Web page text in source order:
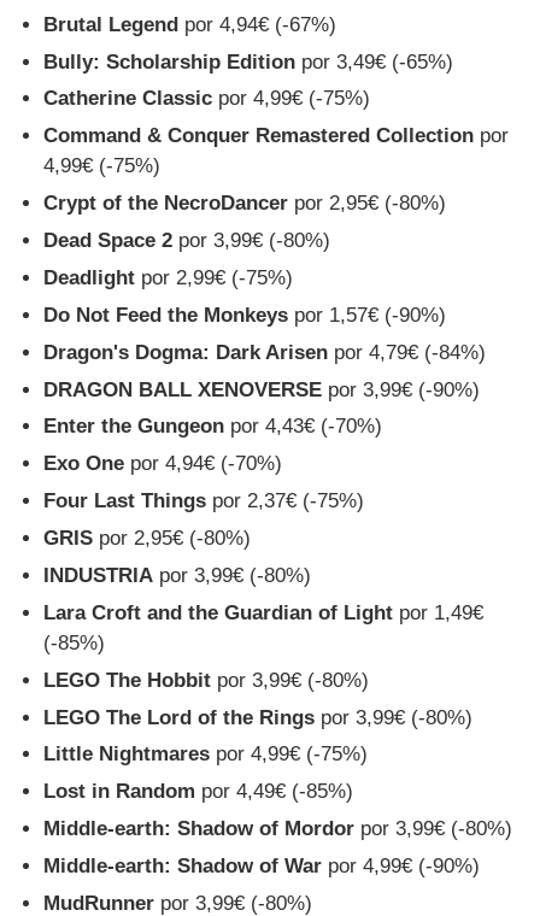
Brutal Legend por 4,94€ (-67%)
Bully: Scholarship Edition por 3,49€ (-65%)
Catherine Classic por 4,99€ (-75%)
Command & Conquer Remastered Collection por
4,99€ (-75%)
Crypt of the NecroDancer por 2,95€ (-80%)
Dead Space 2 por 3,99€ (-80%)
Deadlight por 2,99€ (-75%)
Do Not Feed the Monkeys por 1,57€ (-90%)
Dragon's Dogma: Dark Arisen por 4,79€ (-84%)
DRAGON BALL XENOVERSE por 3,99€ (-90%)
Enter the Gungeon por 4,43€ (-70%)
Exo One por 4,94€ (-70%)
Four Last Things por 2,37€ (-75%)
GRIS por 2,95€ (-80%)
INDUSTRIA por 3,99€ (-80%)
Lara Croft and the Guardian of Light por 1,49€
(-85%)
LEGO The Hobbit por 3,99€ (-80%)
LEGO The Lord of the Rings por 3,99€ (-80%)
Little Nightmares por 4,99€ (-75%)
Lost in Random por 4,49€ (-85%)
Middle-earth: Shadow of Mordor por 3,99€ (-80%)
Middle-earth: Shadow of War por 4,99€ (-90%)
MudRunner por 3,99€ (-80%)